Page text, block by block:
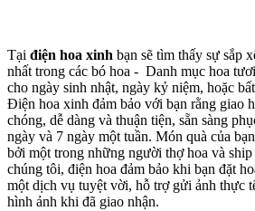
Tại điện hoa xinh bạn sẽ tìm thấy sự sắp
nhất trong các bó hoa - Danh mục hoa
cho ngày sinh nhật, ngày kỷ niệm, hoặc
Điện hoa xinh đảm bảo với bạn rằng giao
chóng, dễ dàng và thuận tiện, sẵn sàng
ngày và 7 ngày một tuần. Món quà của
bởi một trong những người thợ hoa và ship
chúng tôi, điện hoa đảm bảo khi bạn đặt
một dịch vụ tuyệt vời, hỗ trợ gửi ảnh thực
hình ảnh khi đã giao nhận.